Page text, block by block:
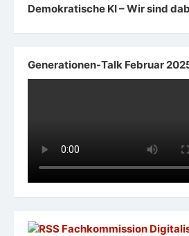
Demokratische KI – Wir sind
Generationen-Talk Februar
Fachkommission